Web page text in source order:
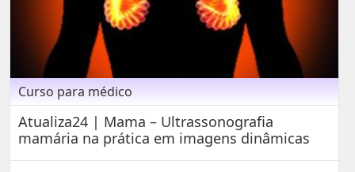
Curso para médico
Atualiza24 | Mama – Ultrassonografia
mamária na prática em imagens dinâmicas